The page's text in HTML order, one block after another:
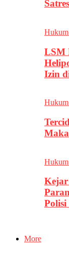
LSM
Izin
More